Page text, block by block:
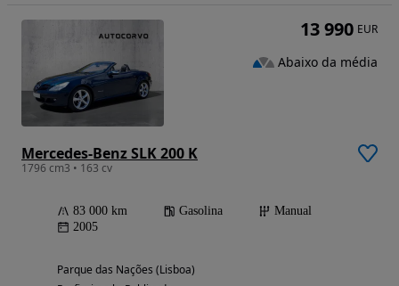
Mercedes-Benz SLK 200 K
1796 cm3 • 163 cv
83 000 km Gasolina
Manual
2005
Parque das Nações (Lisboa)
13 990 EUR
Abaixo da média